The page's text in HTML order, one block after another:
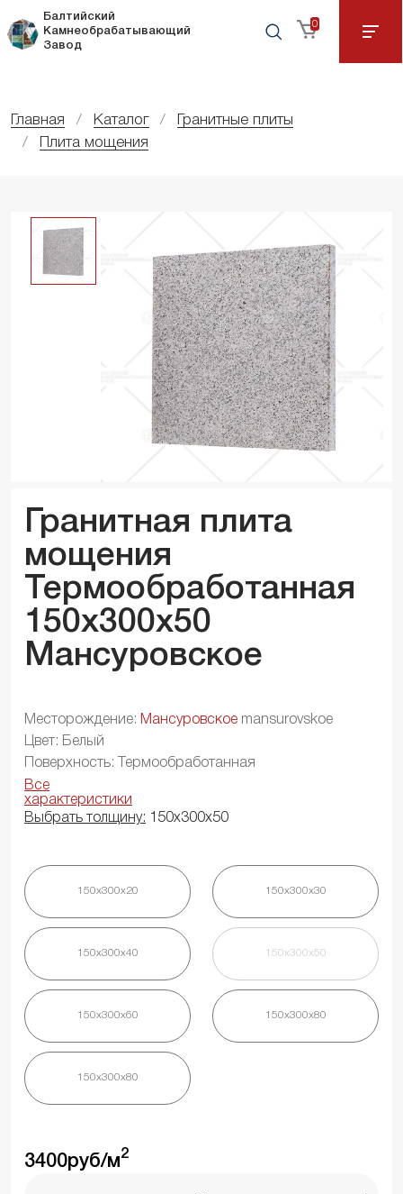
Балтийский
Камнеобрабатывающий
Завод
0
Главная Каталог
Гранитные плиты
Плита мощения
Гранитная плита
мощения
Термообработанная
150x300x50
Мансуровское
Месторождение: Мансуровское mansurovskoe
Цвет: Белый
Поверхность: Термообработанная
Все
характеристики
Выбрать толщину: 150х300х50
150х300х20 150х300х30
150х300х40 150х300х50
150х300х60 150х300х80
150х300х80
3400руб/м2